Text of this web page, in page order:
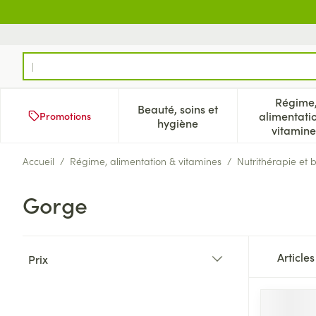
Rechercher
Promotions
Beauté, soins et
hygièneAfficher le sous-menu
Régime,
Accueil / Régime, alimentation & vitamines / Nutrithérapie et
Gorge
Prix
Articles